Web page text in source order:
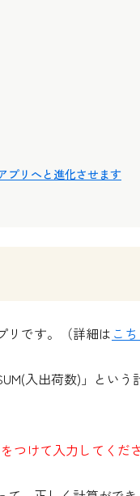
プリへと進化させます
です。 （詳細は こ
入出荷数)」とい
けて入力してくださ